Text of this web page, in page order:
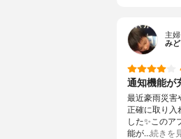
主
み
通知機能が
最近豪雨災害
正確に取り入
した✨このア
能が…続きを